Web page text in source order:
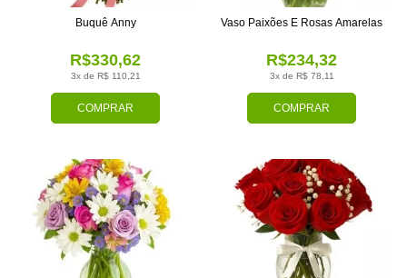
COMPRAR
3x de R$ 110,21
R$330,62
Buquê Anny
COMPRAR
3x de R$ 78,11
R$234,32
Vaso Paixões E Rosas Amarelas